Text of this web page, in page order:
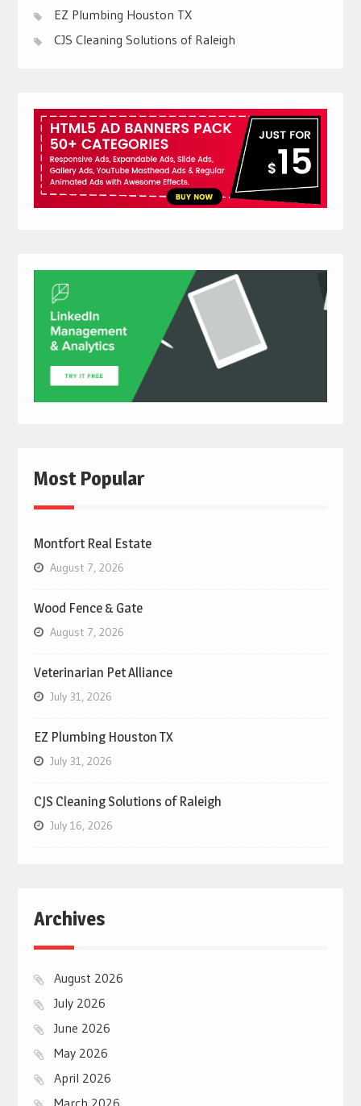
EZ Plumbing Houston TX
CJS Cleaning Solutions of Raleigh
Most Popular
Montfort Real Estate
August 7, 2026
Wood Fence & Gate
August 7, 2026
Veterinarian Pet Alliance
July 31, 2026
EZ Plumbing Houston TX
July 31, 2026
CJS Cleaning Solutions of Raleigh
July 16, 2026
Archives
August 2026
July 2026
June 2026
May 2026
April 2026